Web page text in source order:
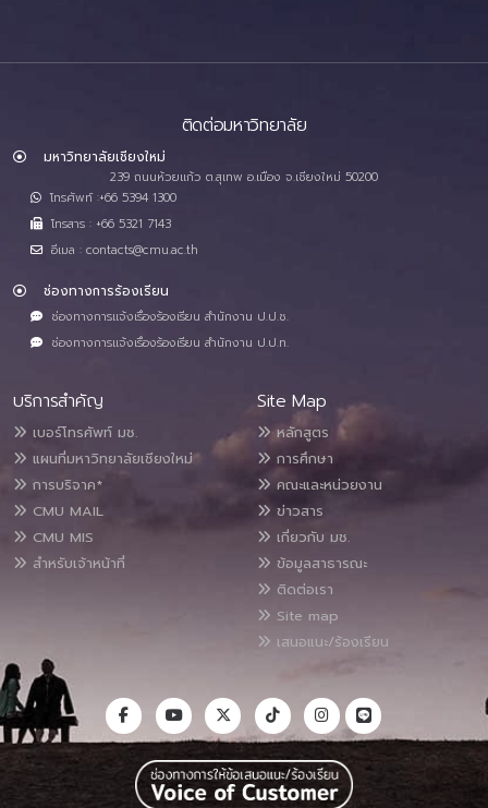
ติดต่อมหาวิทยาลัย
มหาวิทยาลัยเชียงใหม่
239 ถนนห้วยแก้ว ต.สุเทพ อ.เมือง จ.เชียงใหม่ 50200
โทรศัพท์ :+66 5394 1300
โทรสาร : +66 5321 7143
อีเมล : contacts@cmu.ac.th
ช่องทางการร้องเรียน
ช่องทางการแจ้งเรื่องร้องเรียน สำนักงาน ป.ป.ช.
ช่องทางการแจ้งเรื่องร้องเรียน สำนักงาน ป.ป.ท.
บริการสำคัญ
เบอร์โทรศัพท์ มช.
แผนที่มหาวิทยาลัยเชียงใหม่
การบริจาค*
CMU MAIL
CMU MIS
สำหรับเจ้าหน้าที่
Site Map
หลักสูตร
การศึกษา
คณะและหน่วยงาน
ข่าวสาร
เกี่ยวกับ มช.
ข้อมูลสาธารณะ
ติดต่อเรา
Site map
เสนอแนะ/ร้องเรียน